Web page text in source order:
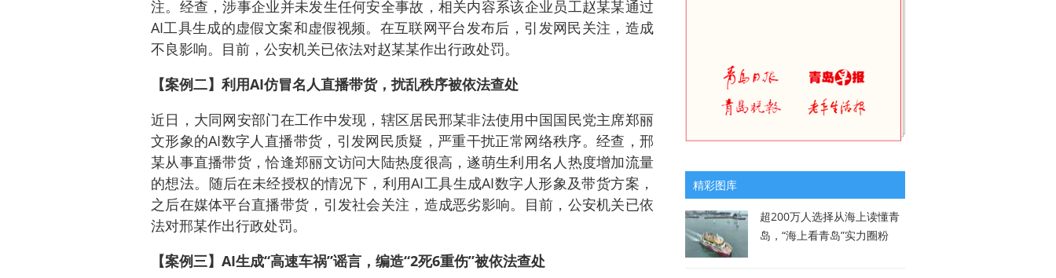
注。经查，涉事企业并未发生任何安全事故，相关内容系该企业员工赵某某通过
AI工具生成的虚假文案和虚假视频。在互联网平台发布后，引发网民关注，造成
不良影响。目前，公安机关已依法对赵某某作出行政处罚。
【案例二】利用AI仿冒名人直播带货，扰乱秩序被依法查处
近日，大同网安部门在工作中发现，辖区居民邢某非法使用中国国民党主席郑丽
文形象的AI数字人直播带货，引发网民质疑，严重干扰正常网络秩序。经查，邢
某从事直播带货，恰逢郑丽文访问大陆热度很高，遂萌生利用名人热度增加流量
的想法。随后在未经授权的情况下，利用AI工具生成AI数字人形象及带货方案，
之后在媒体平台直播带货，引发社会关注，造成恶劣影响。目前，公安机关已依
法对邢某作出行政处罚。
【案例三】AI生成“高速车祸”谣言，编造“2死6重伤”被依法查处
精彩图库
超200万人选择从海上读懂青
岛，“海上看青岛”实力圈粉